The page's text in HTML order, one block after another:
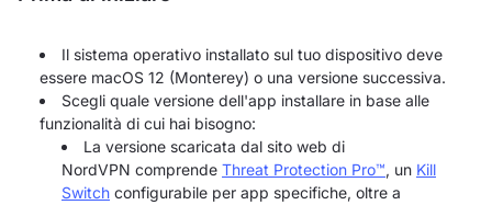
Il sistema operativo installato sul tuo dispositivo deve
essere macOS 12 (Monterey) o una versione successiva.
Scegli quale versione dell'app installare in base alle
funzionalità di cui hai bisogno:
La versione scaricata dal sito web di
NordVPN comprende Threat Protection Pro™, un Kill
Switch configurabile per app specifiche, oltre a